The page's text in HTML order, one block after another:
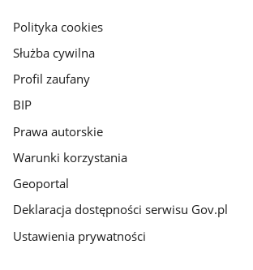
gov.pl
Polityka cookies
Służba cywilna
Profil zaufany
BIP
Prawa autorskie
Warunki korzystania
Geoportal
Deklaracja dostępności serwisu Gov.pl
Ustawienia prywatności